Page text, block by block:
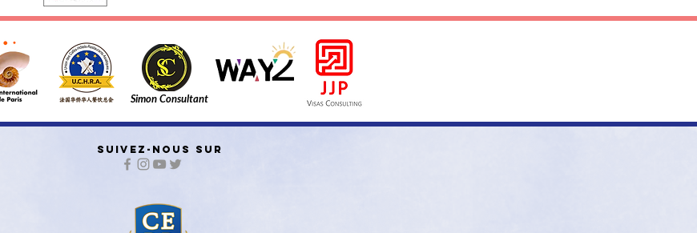
Simon Consultant
SUIVEZ-NOUS SUR